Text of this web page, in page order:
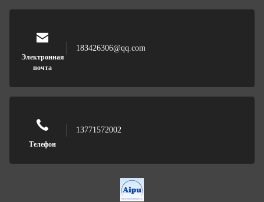
Электронная
почта
183426306@qq.com
Телефон
13771572002